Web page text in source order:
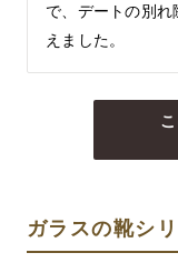
で、デートの別
えました。
ガラスの靴シ